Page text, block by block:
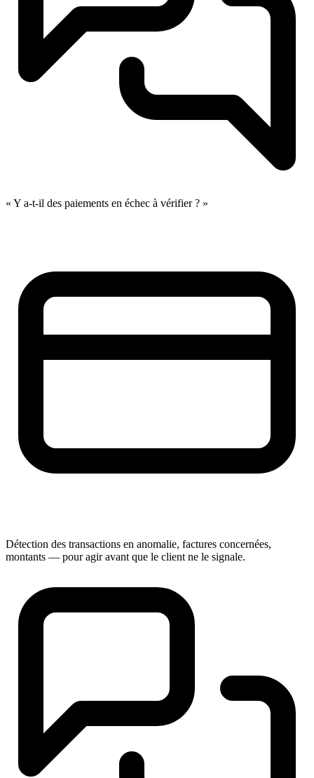
« Y a-t-il des paiements en échec à vérifier ? »
Détection des transactions en anomalie, factures concernées,
montants — pour agir avant que le client ne le signale.